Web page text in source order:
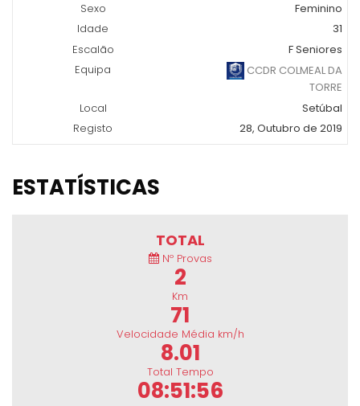
Sexo
Feminino
Idade
31
Escalão
F Seniores
Equipa
CCDR COLMEAL DA
TORRE
Local
Setúbal
Registo
28, Outubro de 2019
ESTATÍSTICAS
TOTAL
Nº Provas
2
Km
71
Velocidade Média km/h
8.01
Total Tempo
08:51:56